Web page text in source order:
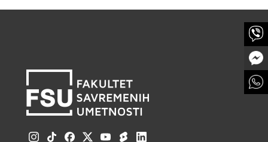
BESPLATNO